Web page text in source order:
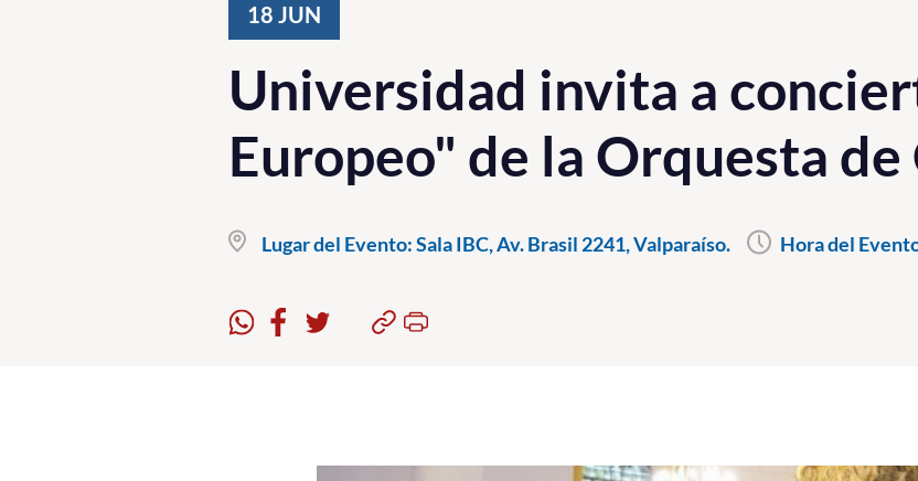
18 JUN
Universidad invita a
Europeo" de la Orquesta de
Lugar del Evento:Sala IBC, Av. Brasil 2241, Valparaíso. Hora del